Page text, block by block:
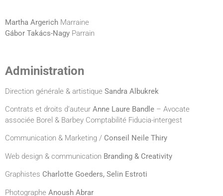
Martha Argerich Marraine
Gábor Takács-Nagy Parrain
Administration
Direction générale & artistique Sandra Albukrek
Contrats et droits d’auteur Anne Laure Bandle – Avocate
associée Borel & Barbey Comptabilité Fiducia-intergest
Communication & Marketing / Conseil Neile Thiry
Web design & communication Branding & Creativity
Graphistes Charlotte Goeders, Selin Estroti
Photographe Anoush Abrar